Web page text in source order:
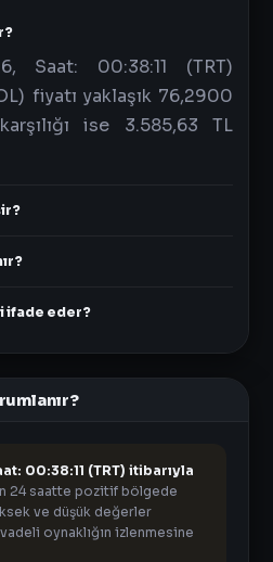
Saat: 00:38:11 (TRT)
fiyatı yaklaşık 76,2900
ise 3.585,63 TL
ifade eder?
00:38:11 (TRT) itibarıyla
24 saatte pozitif bölgede
ve düşük değerler
vadeli oynaklığın izlenmesine